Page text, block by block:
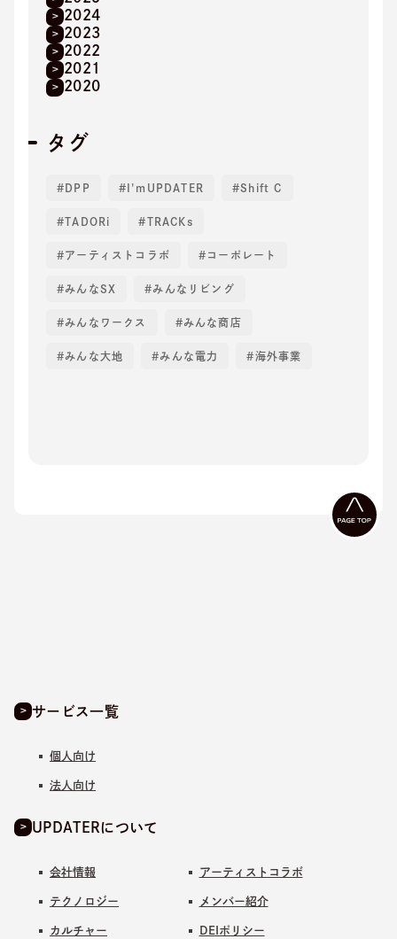
2024
2023
2022
2021
2020
タグ
DPP I'mUPDATER Shift C
TADORi TRACKs
アーティストコラボ コーポレート
みんなSX みんなリビング
みんなワークス みんな商店
みんな大地 みんな電力 海外事業
サービス一覧
個人向け
法人向け
UPDATERについて
会社情報
テクノロジー
カルチャー
アーティストコラボ
メンバー紹介
DEIポリシー